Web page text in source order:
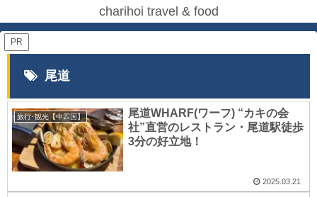
charihoi travel & food
PR
尾道
旅行･観光【中四国】
尾道WHARF(ワーフ) “カキの会
社”直営のレストラン・尾道駅徒歩
3分の好立地！
2025.03.21